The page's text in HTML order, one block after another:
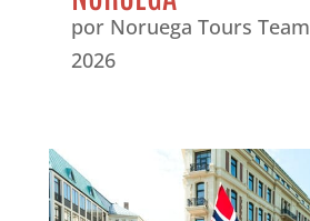
por Noruega Tours Team
2026